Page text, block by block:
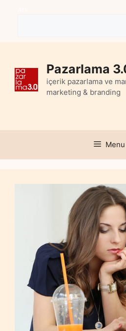
Pazarlama
içerik pazarlama ve
marketing & branding
Menu